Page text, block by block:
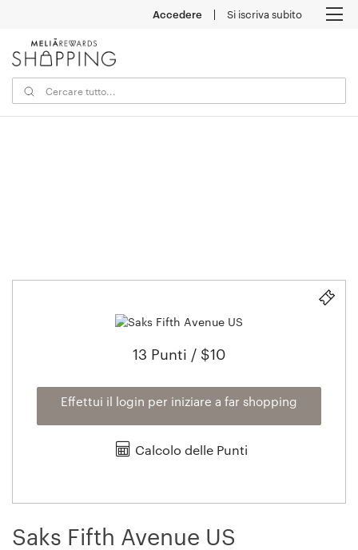
Accedere Si iscriva subito
13 Punti / $10
Effettui il login per iniziare a far shopping
Calcolo delle Punti
Saks Fifth Avenue US